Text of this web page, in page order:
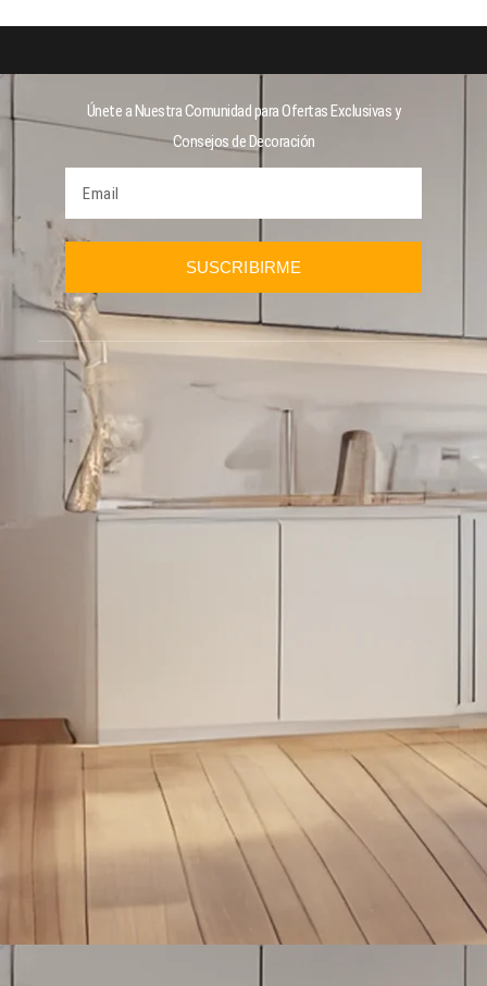
Únete a Nuestra Comunidad para Ofertas Exclusivas y
Consejos de Decoración
SUSCRIBIRME